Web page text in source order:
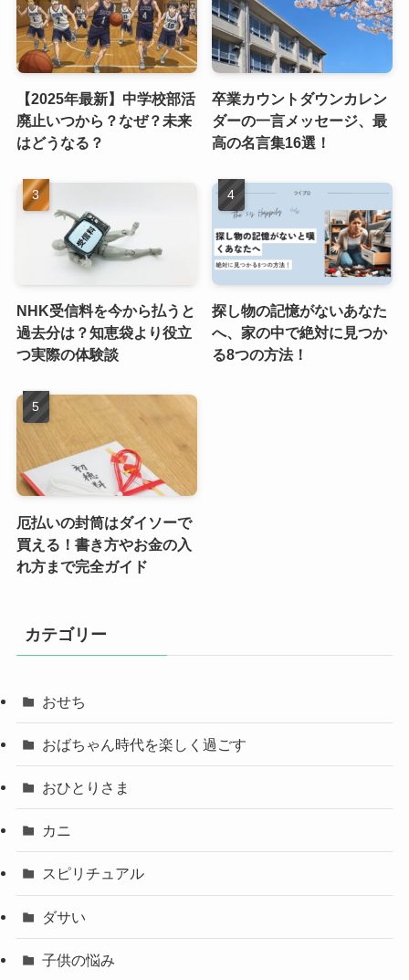
【2025年最新】中学校部活
廃止いつから？なぜ？未来
はどうなる？
卒業カウントダウンカレン
ダーの一言メッセージ、最
高の名言集16選！
NHK受信料を今から払うと
過去分は？知恵袋より役立
つ実際の体験談
探し物の記憶がないあなた
へ、家の中で絶対に見つか
る8つの方法！
厄払いの封筒はダイソーで
買える！書き方やお金の入
れ方まで完全ガイド
カテゴリー
おせち
おばちゃん時代を楽しく過ごす
おひとりさま
カニ
スピリチュアル
ダサい
子供の悩み